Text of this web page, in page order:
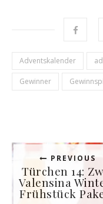
Adventskalender
Gewinner
PREVIOUS
Türchen 14:
Valensina
Frühstück